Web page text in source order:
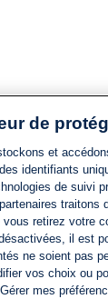
de
et
identifiants
de suivi
traitons
retirez votre
il est
ne soient pas
vos choix ou
mes